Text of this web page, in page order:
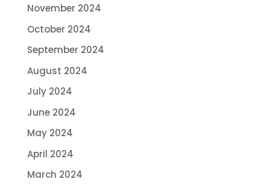
November 2024
October 2024
September 2024
August 2024
July 2024
June 2024
May 2024
April 2024
March 2024